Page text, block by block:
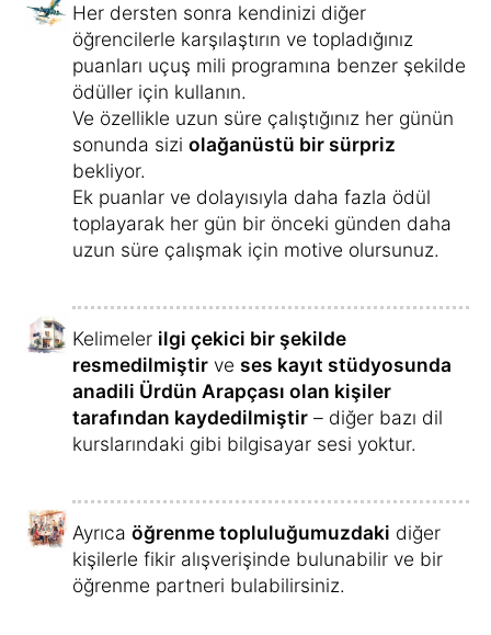
Her dersten sonra kendinizi diğer
öğrencilerle karşılaştırın ve topladığınız
puanları uçuş mili programına benzer şekilde
ödüller için kullanın.
Ve özellikle uzun süre çalıştığınız her günün
sonunda sizi olağanüstü bir sürpriz
bekliyor.
Ek puanlar ve dolayısıyla daha fazla ödül
toplayarak her gün bir önceki günden daha
uzun süre çalışmak için motive olursunuz.
Kelimeler ilgi çekici bir şekilde
resmedilmiştir ve ses kayıt stüdyosunda
anadili Ürdün Arapçası olan kişiler
tarafından kaydedilmiştir – diğer bazı dil
kurslarındaki gibi bilgisayar sesi yoktur.
Ayrıca öğrenme topluluğumuzdaki diğer
kişilerle fikir alışverişinde bulunabilir ve bir
öğrenme partneri bulabilirsiniz.